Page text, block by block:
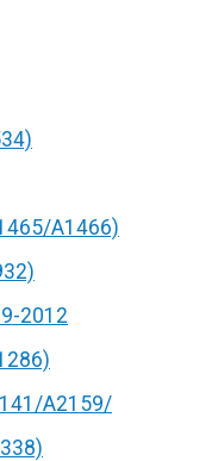
A1466)
2012
А2159/